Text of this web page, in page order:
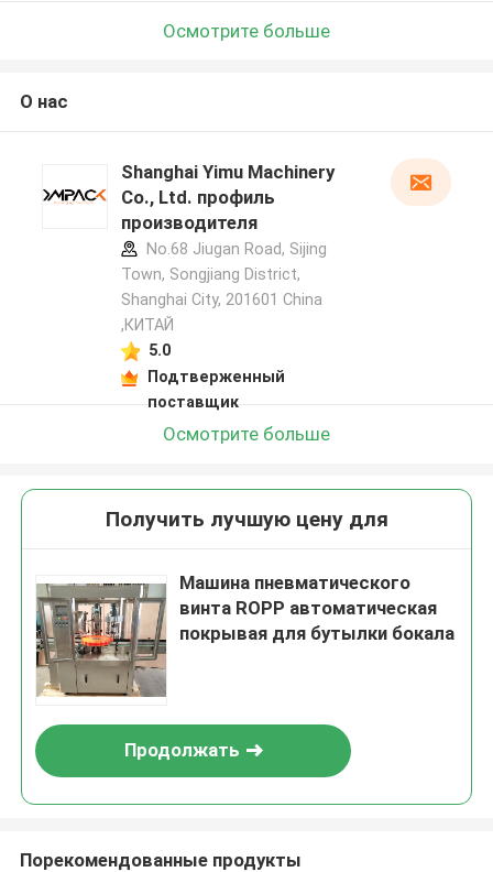
Осмотрите больше
О нас
Shanghai Yimu Machinery
Co., Ltd. профиль
производителя
No.68 Jiugan Road, Sijing
Town, Songjiang District,
Shanghai City, 201601 China
,КИТАЙ
5.0
Подтверженный
поставщик
Осмотрите больше
Получить лучшую цену для
Машина пневматического
винта ROPP автоматическая
покрывая для бутылки бокала
Продолжать
Порекомендованные продукты